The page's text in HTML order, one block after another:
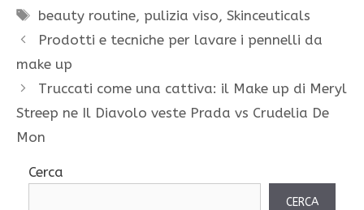
Tag
beauty routine, pulizia viso,Skinceuticals
Prodotti e tecniche per lavare i pennelli da
make up
Truccati come una cattiva: il Make up di Meryl
Streep ne Il Diavolo veste Prada vs Crudelia De
Mon
Cerca
CERCA